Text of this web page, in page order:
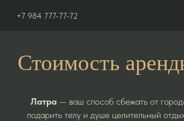
+7 984 777-77-72
Стоимость
Латра — ваш способ сбежать от
подарить телу и душе целительный